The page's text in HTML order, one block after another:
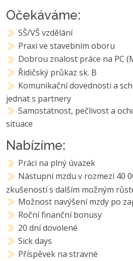
Očekáváme:
SŠ/VŠ vzdělání
Praxi ve stavebním oboru
Dobrou znalost práce na PC
Řidičský průkaz sk. B
Komunikační dovednosti a
jednat s partnery
Samostatnost, pečlivost a
situace
Nabízíme:
Práci na plný úvazek
Nástupní mzdu v rozmezí 40
zkušeností s dalším možným
Možnost navýšení mzdy po
Roční finanční bonusy
20 dní dovolené
Sick days
Příspěvek na stravné